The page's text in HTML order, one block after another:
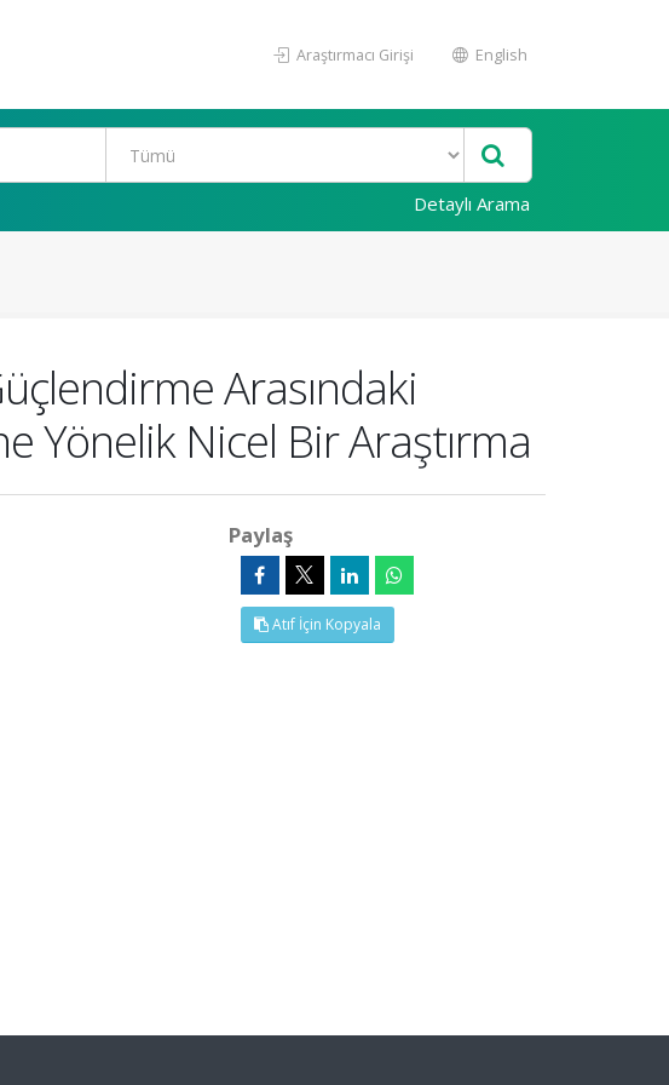
Araştırmacı Girişi English
Detaylı Arama
Arasındaki
Yönelik Nicel Bir Araştırma
Paylaş
Atıf İçin Kopyala